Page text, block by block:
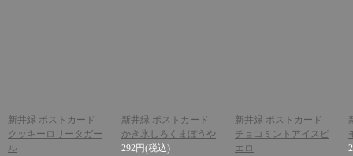
新井緑 ポストカード
クッキーロリータガー
ル
新井緑 ポストカード
かき氷しろくまぼうや
292円(税込)
新井緑 ポストカード
チョコミントアイスピ
エロ